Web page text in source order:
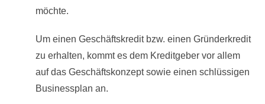
möchte.
Um einen Geschäftskredit bzw. einen Gründerkredit
zu erhalten, kommt es dem Kreditgeber vor allem
auf das Geschäftskonzept sowie einen schlüssigen
Businessplan an.